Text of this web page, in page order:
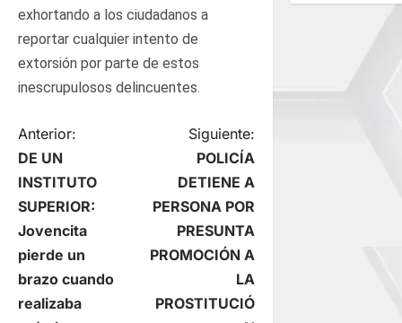
exhortando a los ciudadanos a
reportar cualquier intento de
extorsión por parte de estos
inescrupulosos delincuentes.
N
a
v
e
g
Anterior:
DE UN
INSTITUTO
SUPERIOR:
Jovencita
pierde un
brazo cuando
realizaba
Siguiente:
POLICÍA
DETIENE A
PERSONA POR
PRESUNTA
PROMOCIÓN A
LA
PROSTITUCIÓ